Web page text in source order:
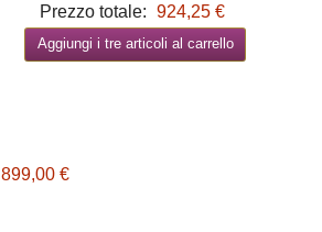
Prezzo totale: 924,25 €
Aggiungi i tre articoli al carrello
899,00 €